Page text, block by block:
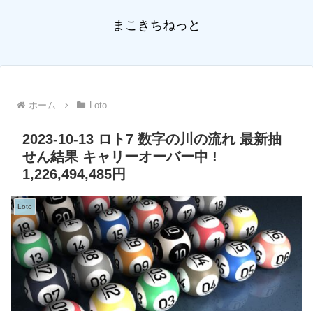
まこきちねっと
ホーム Loto
2023-10-13 ロト7 数字の川の流れ 最新抽
せん結果 キャリーオーバー中 !
1,226,494,485円
Loto